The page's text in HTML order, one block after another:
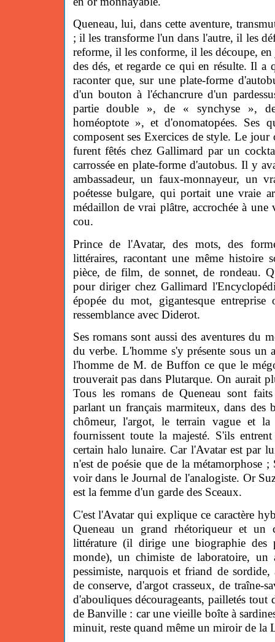
Queneau, lui, dans cette aventure,
; il les transforme l'un dans l'autre, il les
reforme, il les conforme, il les découpe,
des dés, et regarde ce qui en résulte. Il a
raconter que, sur une plate-forme
d'un bouton à l'échancrure d'un
partie double », de « synchyse »,
homéoptote », et d'onomatopées. Ses
composent ses Exercices de style. Le
furent fêtés chez Gallimard par un
carrossée en plate-forme d'autobus. Il y
ambassadeur, un faux-monnayeur, un
poétesse bulgare, qui portait une vraie
médaillon de vrai plâtre, accrochée à
cou.
Prince de l'Avatar, des mots, des
littéraires, racontant une même histoire
pièce, de film, de sonnet, de rondeau.
pour diriger chez Gallimard
épopée du mot, gigantesque
ressemblance avec Diderot.
Ses romans sont aussi des aventures du
du verbe. L'homme s'y présente sous un
l'homme de M. de Buffon ce que le
trouverait pas dans Plutarque. On aurait
Tous les romans de Queneau sont
parlant un français marmiteux, dans des
chômeur, l'argot, le terrain vague et la
fournissent toute la majesté. S'ils
certain halo lunaire. Car l'Avatar est par
n'est de poésie que de la métamorphose
voir dans le Journal de l'analogiste. Or
est la femme d'un garde des Sceaux.
C'est l'Avatar qui explique ce caractère
Queneau un grand rhétoriqueur et un
littérature (il dirige une biographie des
monde), un chimiste de laboratoire, un
pessimiste, narquois et friand de
de conserve, d'argot crasseux, de traîne-
d'abouliques décourageants, pailletés
de Banville : car une vieille boîte à
minuit, reste quand même un miroir de la